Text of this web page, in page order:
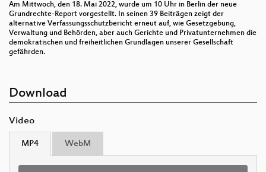
Am Mittwoch, den 18. Mai 2022, wurde um 10 Uhr in Berlin der neue
Grundrechte-Report vorgestellt. In seinen 39 Beiträgen zeigt der
alternative Verfassungsschutzbericht erneut auf, wie Gesetzgebung,
Verwaltung und Behörden, aber auch Gerichte und Privatunternehmen die
demokratischen und freiheitlichen Grundlagen unserer Gesellschaft
gefährden.
Download
Video
MP4 WebM